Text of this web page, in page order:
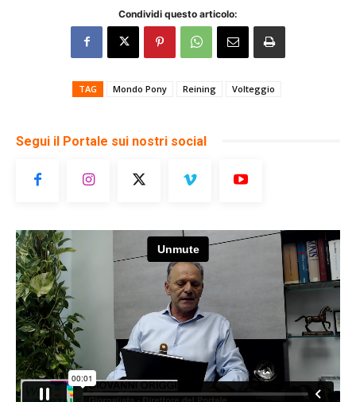
Condividi questo articolo:
TAG Mondo Pony Reining Volteggio
Segui il Portale sui nostri social